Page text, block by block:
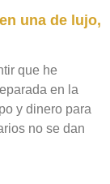
una de lujo,
que he
en la
y dinero para
no se dan